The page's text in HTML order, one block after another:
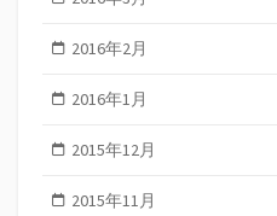
2016年2月
2016年1月
2015年12月
2015年11月